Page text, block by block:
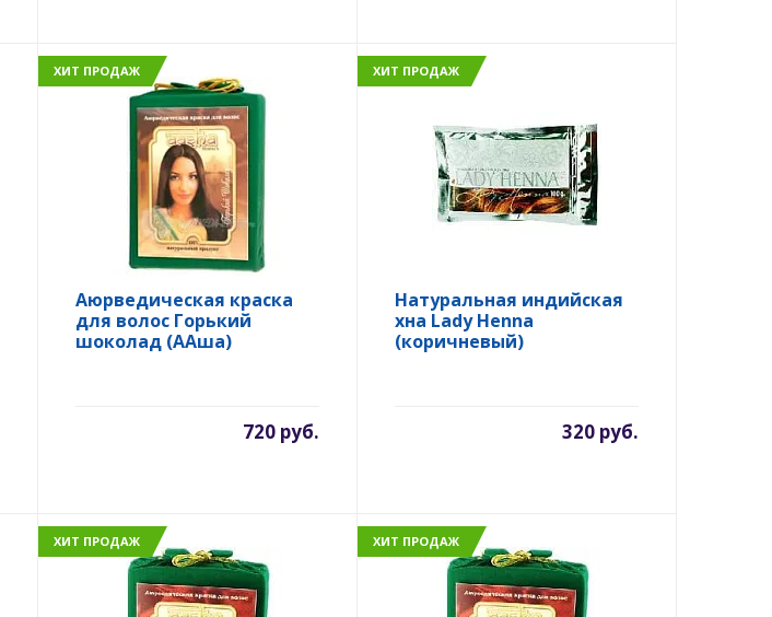
ХИТ ПРОДАЖ
Аюрведическая краска
для волос Горький
шоколад (ААша)
720 руб.
ХИТ ПРОДАЖ
Натуральная индийская
хна Lady Henna
(коричневый)
320 руб.
ХИТ ПРОДАЖ ХИТ ПРОДАЖ